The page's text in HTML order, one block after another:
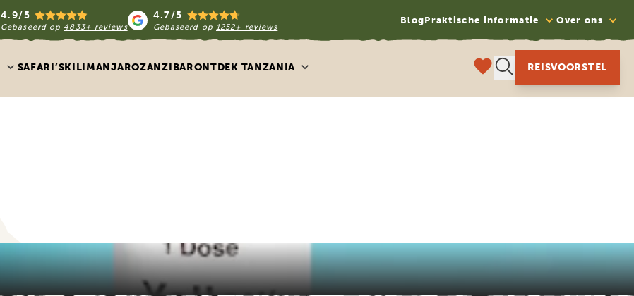
4.9/5
Gebaseerd op 4833+ reviews
4.7/5
Gebaseerd op 1252+ reviews
BlogPraktische informatie Over ons
SAFARI’SKILIMANJAROZANZIBARONTDEK TANZANIA REISVOORSTEL